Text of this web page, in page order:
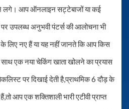
लगे। आप ऑनलाइन सट्टेबाजों या कई
उपलब्ध अनुभवी पंटर्स की आलोचना भी
लिए नए हैं या यह नहीं जानते कि आप किस
एक नया चेकिंग खाता खोलने का प्रयास
पर दिखाई देती है,प्राथमिक 6 दौड़ के
आप एक शक्तिशाली भारी एटीवी प्राप्त